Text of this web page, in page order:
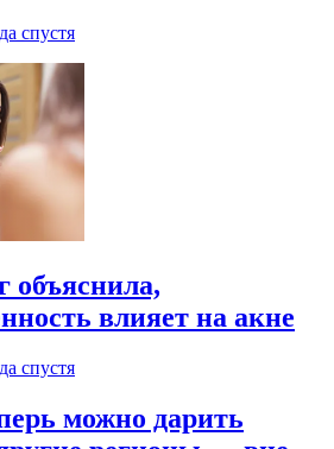
спустя
объяснила,
влияет на акне
спустя
можно дарить